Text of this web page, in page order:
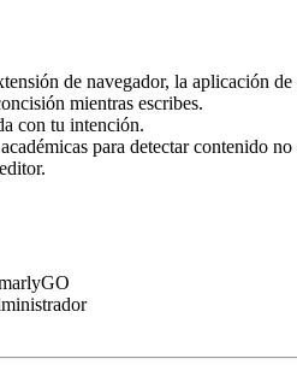
de navegador, la aplicación
mientras escribes.
con tu intención.
para detectar contenido